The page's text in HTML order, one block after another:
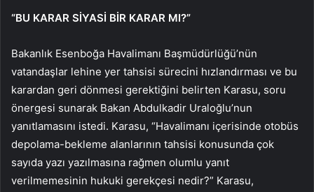
“BU KARAR SİYASİ BİR KARAR MI?”
Bakanlık Esenboğa Havalimanı Başmüdürlüğü’nün
vatandaşlar lehine yer tahsisi sürecini hızlandırması ve bu
karardan geri dönmesi gerektiğini belirten Karasu, soru
önergesi sunarak Bakan Abdulkadir Uraloğlu’nun
yanıtlamasını istedi. Karasu, “Havalimanı içerisinde otobüs
depolama-bekleme alanlarının tahsisi konusunda çok
sayıda yazı yazılmasına rağmen olumlu yanıt
verilmemesinin hukuki gerekçesi nedir?” Karasu,